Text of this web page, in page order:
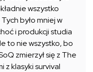
wszystko
było mniej w
i produkcji studia
to nie wszystko, bo
zmierzył się z The
z klasyki survival